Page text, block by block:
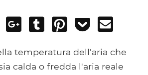
Tweet
Share
Google+
Post
Tumblr
Pin
Add
Pocket
temperatura dell'aria che
calda o fredda l'aria reale